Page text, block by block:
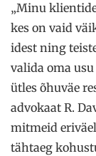
„Minu
kes on vaid
idest ning
valida oma
ütles õhuväe
advokaat R.
mitmeid
tähtaeg